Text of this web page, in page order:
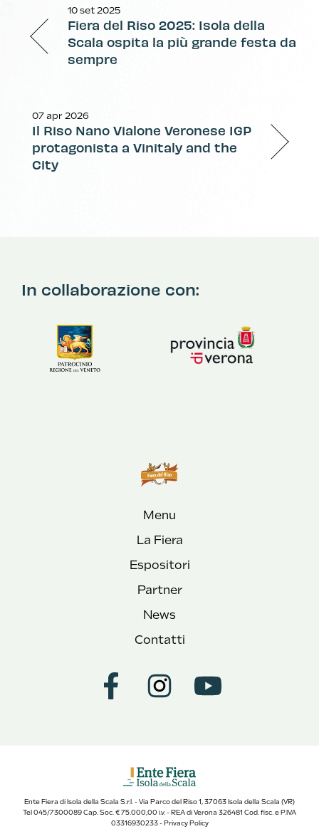
10 set 2025
Fiera del Riso 2025: Isola della
Scala ospita la più grande festa da
sempre
07 apr 2026
Il Riso Nano Vialone Veronese IGP
protagonista a Vinitaly and the
City
In collaborazione con:
Menu
La Fiera
Espositori
Partner
News
Contatti
Ente Fiera di Isola della Scala S.r.l. - Via Parco del Riso 1, 37063 Isola della Scala (VR)
Tel 045/7300089 Cap. Soc. € 75.000,00 i.v. - REA di Verona 326481 Cod. fisc. e P.IVA
03316930233 - Privacy Policy